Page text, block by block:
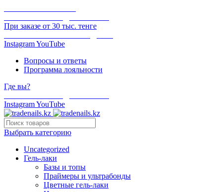
При заказе от 30 тыс. тенге
InstagramYouTube
Вопросы и ответы
Программа лояльности
Где вы?
InstagramYouTube
Выбрать категорию
Uncategorized
Гель-лаки
Базы и топы
Праймеры и ультрабонды
Цветные гель-лаки